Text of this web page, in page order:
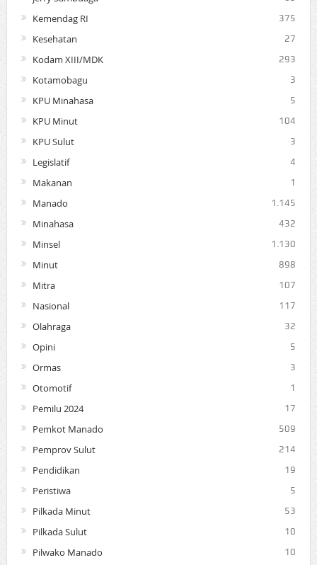
Kemendag RI 375
Kesehatan 27
Kodam XIII/MDK 293
Kotamobagu 3
KPU Minahasa 5
KPU Minut 104
KPU Sulut 3
Legislatif 4
Makanan 1
Manado 1.145
Minahasa 432
Minsel 1.130
Minut 898
Mitra 107
Nasional 117
Olahraga 32
Opini 5
Ormas 3
Otomotif 1
Pemilu 2024 17
Pemkot Manado 509
Pemprov Sulut 214
Pendidikan 19
Peristiwa 5
Pilkada Minut 53
Pilkada Sulut 10
Pilwako Manado 10